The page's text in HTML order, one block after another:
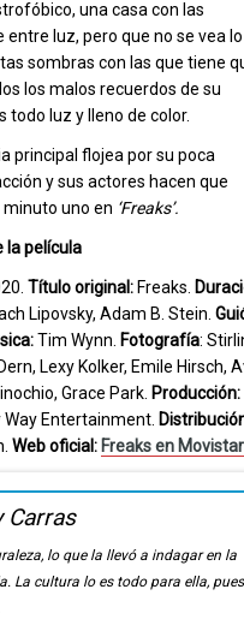
una casa con las
luz, pero que no se vea lo
sombras con las que tiene
los malos recuerdos de su
todo luz y lleno de color.
principal flojea por su poca
y sus actores hacen que
uno en ‘Freaks’.
la película
Título original: Freaks.
Lipovsky, Adam B. Stein.
Tim Wynn. Fotografía:
Lexy Kolker, Emile Hirsch,
Grace Park. Producción:
Entertainment.
Web oficial: Freaks en
Carras
lo que la llevó a indagar en la
La cultura lo es todo para ella, pues